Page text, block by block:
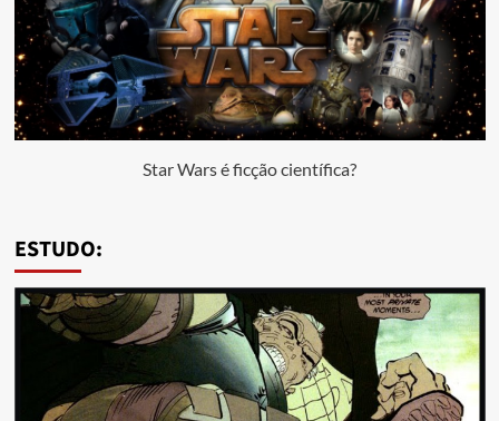
Star Wars é ficção científica?
ESTUDO: